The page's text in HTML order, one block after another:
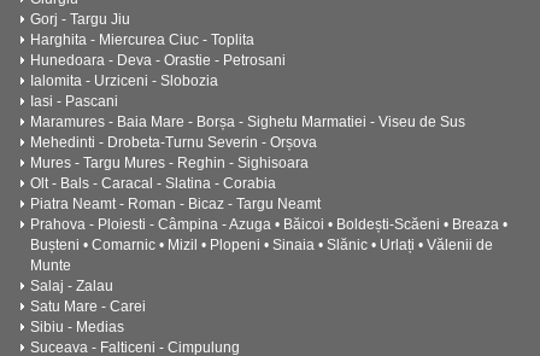
Gorj - Targu Jiu
Harghita - Miercurea Ciuc - Toplita
Hunedoara - Deva - Orastie - Petrosani
Ialomita - Urziceni - Slobozia
Iasi - Pascani
Maramures - Baia Mare - Borșa - Sighetu Marmatiei - Viseu de Sus
Mehedinti - Drobeta-Turnu Severin - Orșova
Mures - Targu Mures - Reghin - Sighisoara
Olt - Bals - Caracal - Slatina - Corabia
Piatra Neamt - Roman - Bicaz - Targu Neamt
Prahova - Ploiesti - Câmpina - Azuga • Băicoi • Boldești-Scăeni • Breaza •
Bușteni • Comarnic • Mizil • Plopeni • Sinaia • Slănic • Urlați • Vălenii de
Munte
Salaj - Zalau
Satu Mare - Carei
Sibiu - Medias
Suceava - Falticeni - Cimpulung